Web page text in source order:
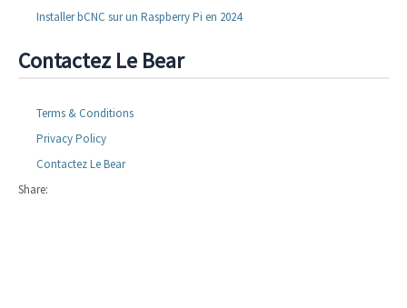
Installer bCNC sur un Raspberry Pi en 2024
Contactez Le Bear
Terms & Conditions
Privacy Policy
Contactez Le Bear
Share: